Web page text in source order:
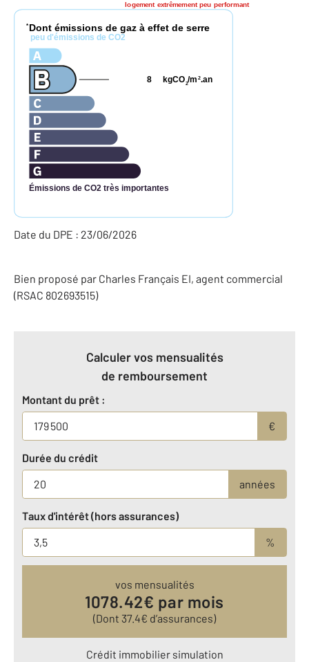
logement extrêmement peu performant
* Dont émissions de gaz à effet de serre
peu d'émissions de CO2
Émissions de CO2 très importantes
kgCO2/m 2.an
8
Date du DPE : 23/06/2026
Bien proposé par Charles Français EI, agent commercial
(RSAC 802693515)
Calculer vos mensualités
de remboursement
Montant du prêt :
€
Durée du crédit
années
Taux d'intérêt (hors assurances)
%
vos mensualités
1078.42€ par mois
(Dont 37.4€ d’assurances)
Crédit immobilier simulation